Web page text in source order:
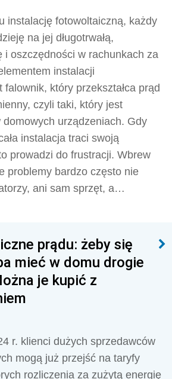
instalację fotowoltaiczną, każdy
na jej długotrwałą,
i oszczędności w rachunkach za
instalacji
który przekształca prąd
czyli taki, który jest
urządzeniach. Gdy
instalacja traci swoją
prowadzi do frustracji. Wbrew
problemy bardzo często nie
ani sam sprzęt, a…
prądu: żeby się
mieć w domu drogie
je kupić z
r. klienci dużych sprzedawców
mogą już przejść na taryfy
rozliczenia za zużytą energię